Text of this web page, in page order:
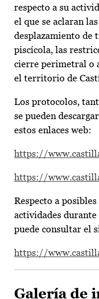
respecto a su
el que se aclaran
desplazamiento de
piscícola, las
cierre perimetral o
el territorio de
Los protocolos,
se pueden
estos enlaces web:
https://
https://
Respecto a
actividades
puede consultar el
https://
Galería de